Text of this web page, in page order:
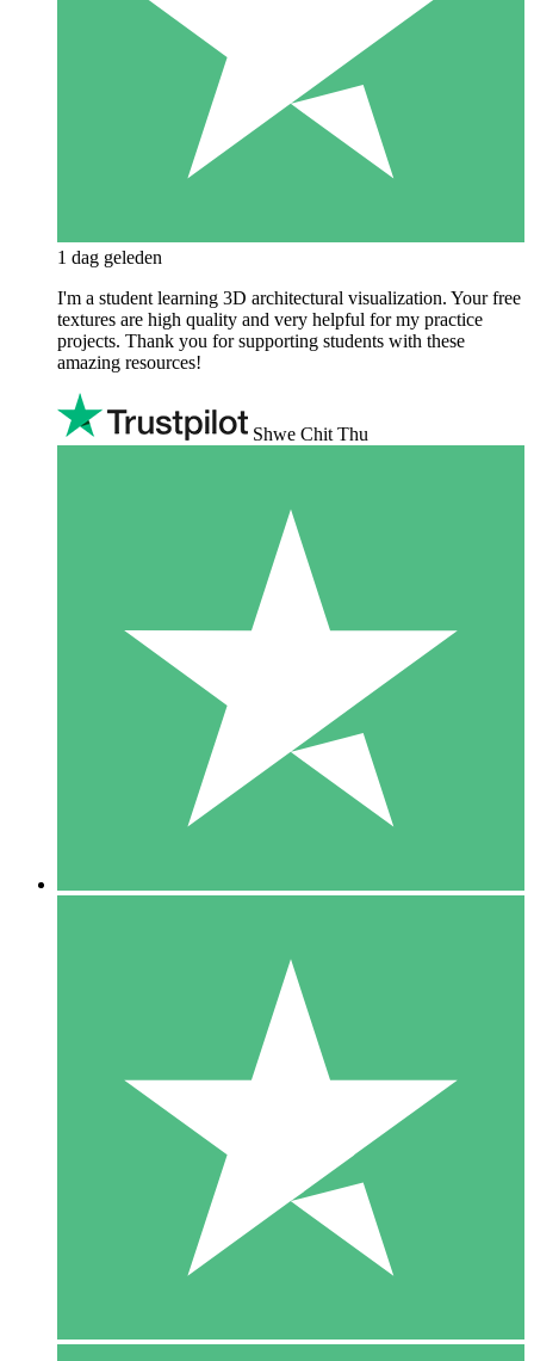
1 dag geleden
I'm a student learning 3D architectural visualization. Your free
textures are high quality and very helpful for my practice
projects. Thank you for supporting students with these
amazing resources!
Shwe Chit Thu